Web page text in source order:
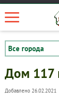
Дом 117
Добавлено 26.02.2021